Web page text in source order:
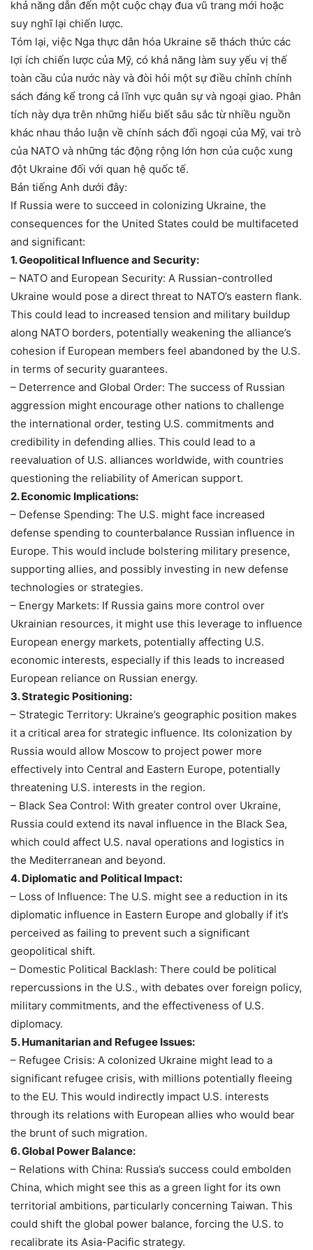
khả năng dẫn đến một cuộc chạy đua vũ trang mới hoặc
suy nghĩ lại chiến lược.
Tóm lại, việc Nga thực dân hóa Ukraine sẽ thách thức các
lợi ích chiến lược của Mỹ, có khả năng làm suy yếu vị thế
toàn cầu của nước này và đòi hỏi một sự điều chỉnh chính
sách đáng kể trong cả lĩnh vực quân sự và ngoại giao. Phân
tích này dựa trên những hiểu biết sâu sắc từ nhiều nguồn
khác nhau thảo luận về chính sách đối ngoại của Mỹ, vai trò
của NATO và những tác động rộng lớn hơn của cuộc xung
đột Ukraine đối với quan hệ quốc tế.
Bản tiếng Anh dưới đây:
If Russia were to succeed in colonizing Ukraine, the
consequences for the United States could be multifaceted
and significant:
1. Geopolitical Influence and Security:
– NATO and European Security: A Russian-controlled
Ukraine would pose a direct threat to NATO’s eastern flank.
This could lead to increased tension and military buildup
along NATO borders, potentially weakening the alliance’s
cohesion if European members feel abandoned by the U.S.
in terms of security guarantees.
– Deterrence and Global Order: The success of Russian
aggression might encourage other nations to challenge
the international order, testing U.S. commitments and
credibility in defending allies. This could lead to a
reevaluation of U.S. alliances worldwide, with countries
questioning the reliability of American support.
2. Economic Implications:
– Defense Spending: The U.S. might face increased
defense spending to counterbalance Russian influence in
Europe. This would include bolstering military presence,
supporting allies, and possibly investing in new defense
technologies or strategies.
– Energy Markets: If Russia gains more control over
Ukrainian resources, it might use this leverage to influence
European energy markets, potentially affecting U.S.
economic interests, especially if this leads to increased
European reliance on Russian energy.
3. Strategic Positioning:
– Strategic Territory: Ukraine’s geographic position makes
it a critical area for strategic influence. Its colonization by
Russia would allow Moscow to project power more
effectively into Central and Eastern Europe, potentially
threatening U.S. interests in the region.
– Black Sea Control: With greater control over Ukraine,
Russia could extend its naval influence in the Black Sea,
which could affect U.S. naval operations and logistics in
the Mediterranean and beyond.
4. Diplomatic and Political Impact:
– Loss of Influence: The U.S. might see a reduction in its
diplomatic influence in Eastern Europe and globally if it’s
perceived as failing to prevent such a significant
geopolitical shift.
– Domestic Political Backlash: There could be political
repercussions in the U.S., with debates over foreign policy,
military commitments, and the effectiveness of U.S.
diplomacy.
5. Humanitarian and Refugee Issues:
– Refugee Crisis: A colonized Ukraine might lead to a
significant refugee crisis, with millions potentially fleeing
to the EU. This would indirectly impact U.S. interests
through its relations with European allies who would bear
the brunt of such migration.
6. Global Power Balance:
– Relations with China: Russia’s success could embolden
China, which might see this as a green light for its own
territorial ambitions, particularly concerning Taiwan. This
could shift the global power balance, forcing the U.S. to
recalibrate its Asia-Pacific strategy.